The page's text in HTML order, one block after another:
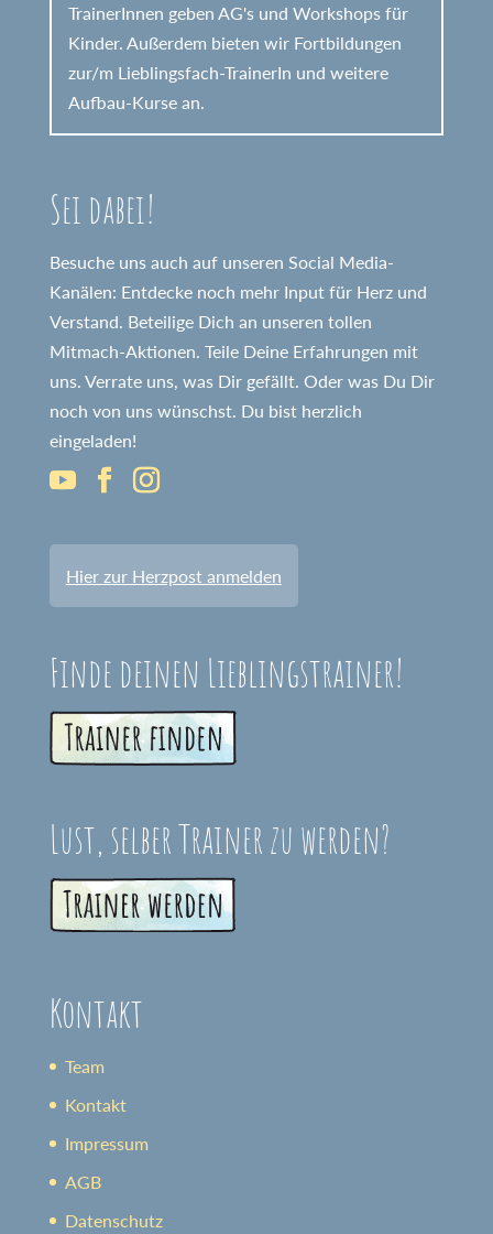
TrainerInnen geben AG's und Workshops für
Kinder. Außerdem bieten wir Fortbildungen
zur/m Lieblingsfach-TrainerIn und weitere
Aufbau-Kurse an.
Sei dabei!
Besuche uns auch auf unseren Social Media-
Kanälen: Entdecke noch mehr Input für Herz und
Verstand. Beteilige Dich an unseren tollen
Mitmach-Aktionen. Teile Deine Erfahrungen mit
uns. Verrate uns, was Dir gefällt. Oder was Du Dir
noch von uns wünschst. Du bist herzlich
eingeladen!
Hier zur Herzpost anmelden
Finde deinen Lieblingstrainer!
Lust, selber Trainer zu werden?
Kontakt
Team
Kontakt
Impressum
AGB
Datenschutz